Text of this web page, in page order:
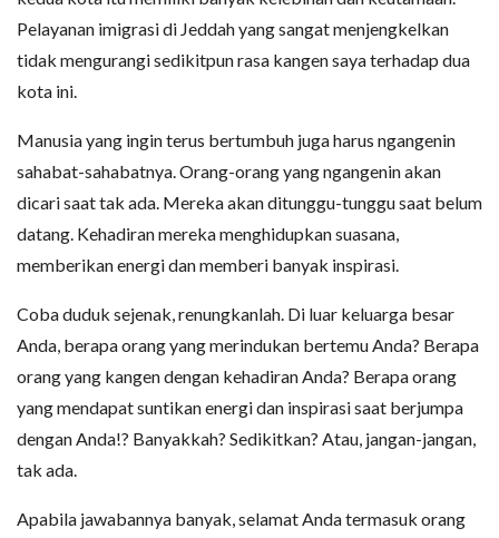
Pelayanan imigrasi di Jeddah yang sangat menjengkelkan
tidak mengurangi sedikitpun rasa kangen saya terhadap dua
kota ini.
Manusia yang ingin terus bertumbuh juga harus ngangenin
sahabat-sahabatnya. Orang-orang yang ngangenin akan
dicari saat tak ada. Mereka akan ditunggu-tunggu saat belum
datang. Kehadiran mereka menghidupkan suasana,
memberikan energi dan memberi banyak inspirasi.
Coba duduk sejenak, renungkanlah. Di luar keluarga besar
Anda, berapa orang yang merindukan bertemu Anda? Berapa
orang yang kangen dengan kehadiran Anda? Berapa orang
yang mendapat suntikan energi dan inspirasi saat berjumpa
dengan Anda!? Banyakkah? Sedikitkan? Atau, jangan-jangan,
tak ada.
Apabila jawabannya banyak, selamat Anda termasuk orang